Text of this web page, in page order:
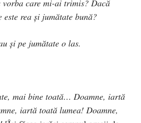
vorba care mi-ai trimis? Dacă
este rea şi jumătate bună?
şi pe jumătate o las.
mai bine toată… Doamne, iartă
iartă toată lumea! Doamne,